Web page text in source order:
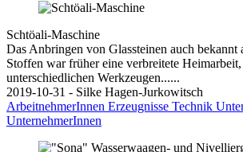
Schtöali-Maschine
Das Anbringen von Glassteinen auch bekannt
Stoffen war früher eine verbreitete
unterschiedlichen Werkzeugen......
2019-10-31 - Silke Hagen-Jurkowitsch
ArbeitnehmerInnen Erzeugnisse Technik
UnternehmerInnen